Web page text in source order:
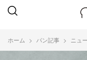
ホーム パン記事 ニュ